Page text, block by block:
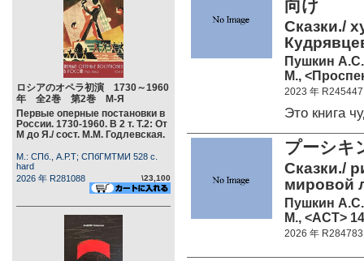
ロシアのオペラ初演 1730～1960
年 全2巻 第2巻 М-Я
Первые оперные постановки в
России. 1730-1960. В 2 т. Т.2: От
М до Я./ сост. М.М. Годлевская.
М.: СПб., А.Р.Т; СПбГМТМИ 528 c.
hard
2026 年 R281088
\23,100
向け
Сказки./
Пушкин А.С.
М.,
2023 年 R245447
Это книга
プーシ
Сказки./
мировой
Пушкин А.С.
М., <АСТ>
2026 年 R284783